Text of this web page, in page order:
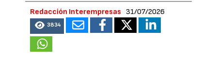
Redacción Interempresas 31/07/2026
3834